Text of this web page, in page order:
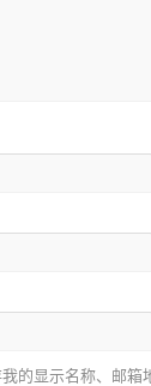
的显示名称、邮箱